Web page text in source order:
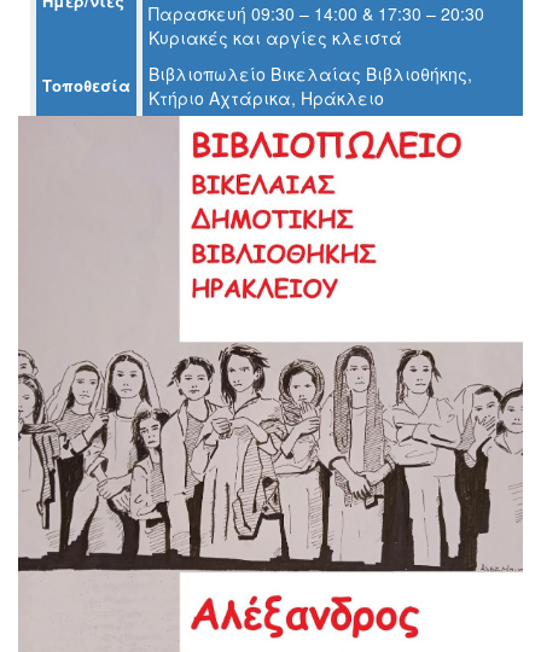
Παρασκευή 09:30 – 14:00 & 17:30 – 20:30
Κυριακές και αργίες κλειστά
Τοποθεσία
Βιβλιοπωλείο Βικελαίας Βιβλιοθήκης,
Κτήριο Αχτάρικα, Ηράκλειο